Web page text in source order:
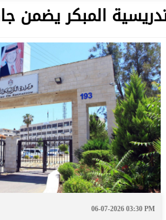
المبكر يضمن
06-07-2026 03:30 PM